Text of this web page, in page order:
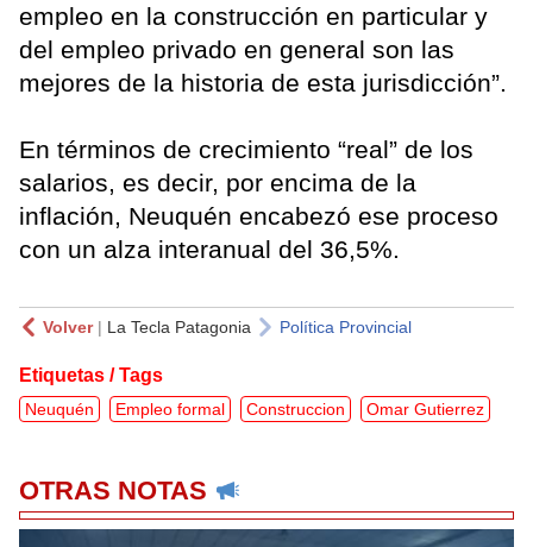
empleo en la construcción en particular y
del empleo privado en general son las
mejores de la historia de esta jurisdicción”.
En términos de crecimiento “real” de los
salarios, es decir, por encima de la
inflación, Neuquén encabezó ese proceso
con un alza interanual del 36,5%.
Volver| La Tecla Patagonia Política Provincial
Etiquetas / Tags
Neuquén Empleo formal Construccion Omar Gutierrez
OTRAS NOTAS